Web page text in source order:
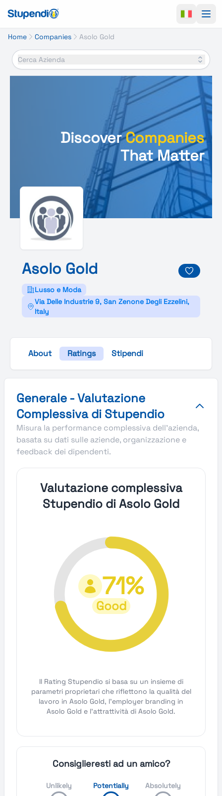
Home Companies Asolo Gold
Cerca Azienda
DiscoverCompanies
That Matter
Asolo Gold
Lusso e Moda
Via Delle Industrie 9, San Zenone Degli Ezzelini,
Italy
About Ratings Stipendi
Generale - Valutazione
Complessiva di Stupendio
Misura la performance complessiva dell'azienda,
basata su dati sulle aziende, organizzazione e
feedback dei dipendenti.
Valutazione complessiva
Stupendio di Asolo Gold
71%
Good
Il Rating Stupendio si basa su un insieme di
parametri proprietari che riflettono la qualità del
lavoro in Asolo Gold, l'employer branding in
Asolo Gold e l'attrattività di Asolo Gold.
Consiglieresti ad un amico?
Unlikely Potentially Absolutely